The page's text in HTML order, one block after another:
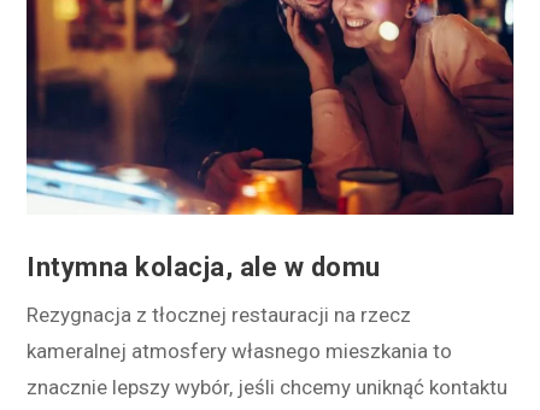
Intymna kolacja, ale w domu
Rezygnacja z tłocznej restauracji na rzecz
kameralnej atmosfery własnego mieszkania to
znacznie lepszy wybór, jeśli chcemy uniknąć kontaktu